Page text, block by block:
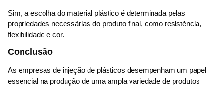
Sim, a escolha do material plástico é determinada pelas
propriedades necessárias do produto final, como resistência,
flexibilidade e cor.
Conclusão
As empresas de injeção de plásticos desempenham um papel
essencial na produção de uma ampla variedade de produtos